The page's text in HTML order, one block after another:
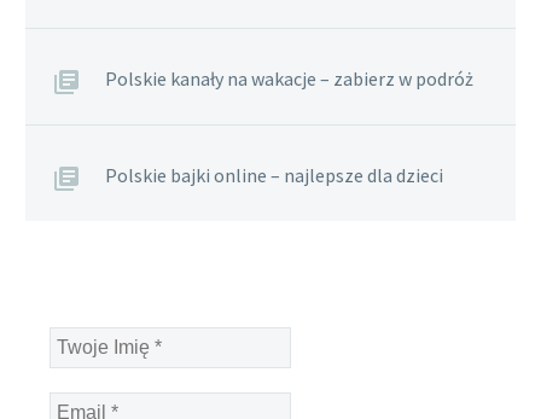
Polskie kanały na wakacje – zabierz w podróż
Polskie bajki online – najlepsze dla dzieci
Twoje
Imię
*
Email